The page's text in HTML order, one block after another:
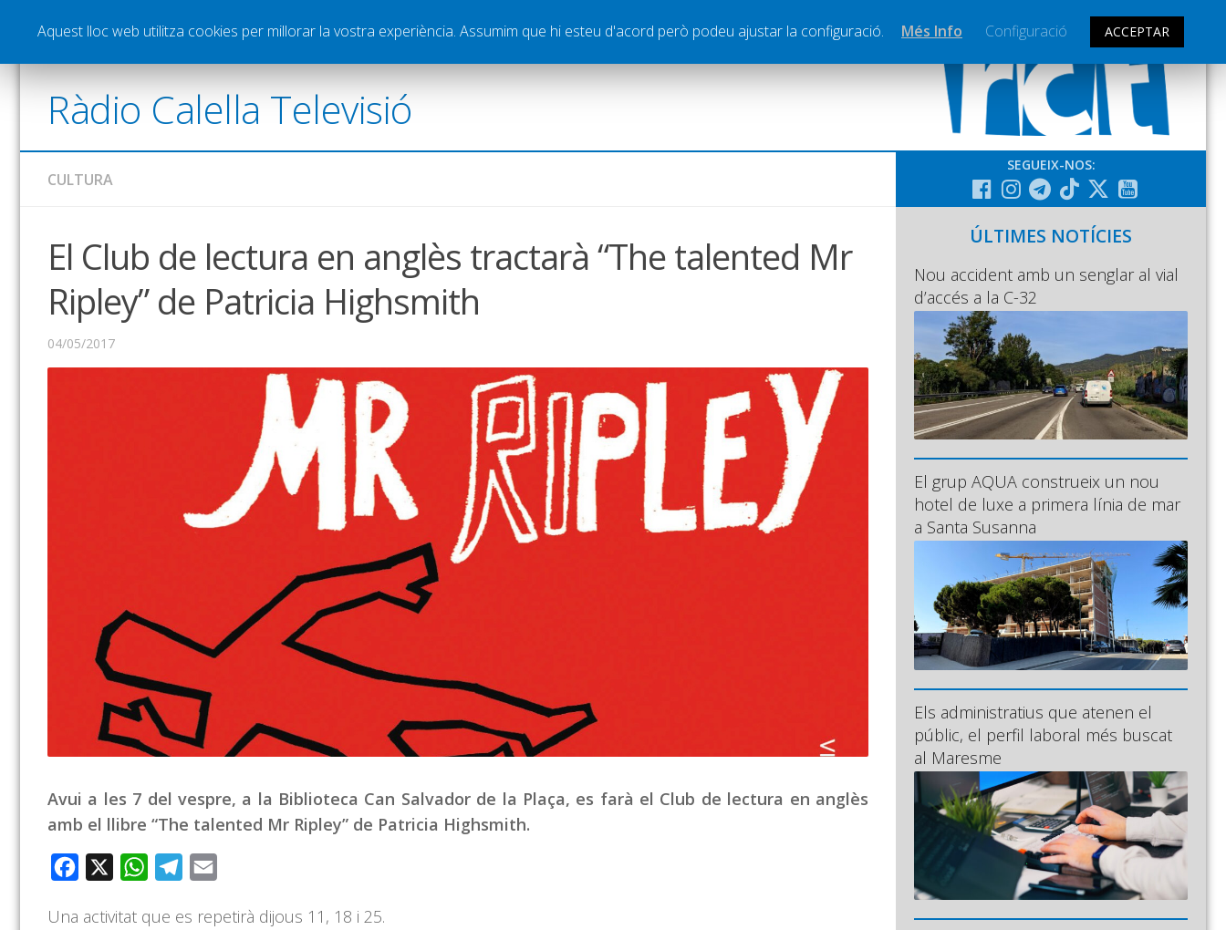
Notícies Esports Pòdcasts Vídeos Graella Publicitat Contacte
Ràdio Calella Televisió
CULTURA
El Club de lectura en anglès tractarà “The talented Mr
Ripley” de Patricia Highsmith
04/05/2017
Avui a les 7 del vespre, a la Biblioteca Can Salvador de la Plaça, es farà el Club de lectura en anglès
amb el llibre “The talented Mr Ripley” de Patricia Highsmith.
Facebook WhatsAppTelegram
Una activitat que es repetirà dijous 11, 18 i 25.
SEGUEIX-NOS:
ÚLTIMES NOTÍCIES
Nou accident amb un senglar al vial
d’accés a la C-32
El grup AQUA construeix un nou
hotel de luxe a primera línia de mar
a Santa Susanna
Els administratius que atenen el
públic, el perfil laboral més buscat
al Maresme
Aquest lloc web utilitza cookies per millorar la vostra experiència. Assumim que hi esteu d'acord però podeu ajustar la configuració. Més Info Configuració ACCEPTAR